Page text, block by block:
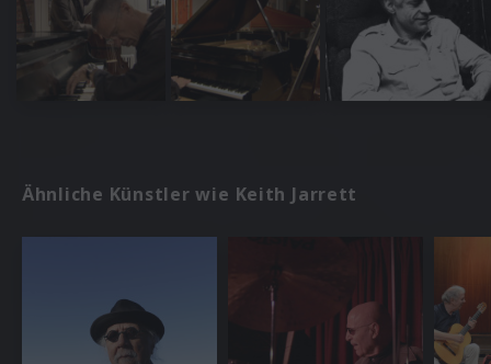
Ähnliche Künstler wie Keith Jarrett